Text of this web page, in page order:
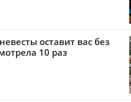
оставит вас без
10 раз